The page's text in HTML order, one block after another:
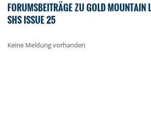
FORUMSBEITRÄGE ZU GOLD MOUNTAIN
SHS ISSUE 25
Keine Meldung vorhanden